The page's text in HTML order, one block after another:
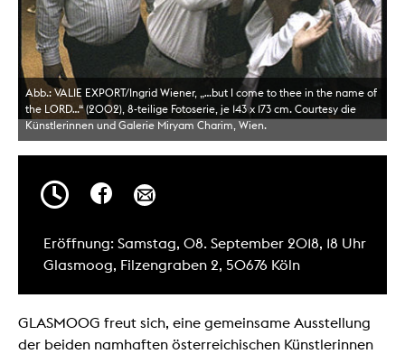
Abb.: VALIE EXPORT/Ingrid Wiener, „…but I come to thee in the name of
the LORD…“ (2002), 8-teilige Fotoserie, je 143 x 173 cm. Courtesy die
Künstlerinnen und Galerie Miryam Charim, Wien.
Eröffnung: Samstag, 08. September 2018, 18 Uhr
Glasmoog, Filzengraben 2, 50676 Köln
GLASMOOG freut sich, eine gemeinsame Ausstellung
der beiden namhaften österreichischen Künstlerinnen